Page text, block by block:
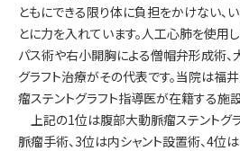
ともにできる限り体に負担をかけない、
とに力を入れています。人工心肺を使用
パス術や右小開胸による僧帽弁形成術、
グラフト治療がその代表です。当院は福
瘤ステントグラフト指導医が在籍する施設
上記の1位は腹部大動脈瘤ステントグ
脈瘤手術、3位は内シャント設置術、4位